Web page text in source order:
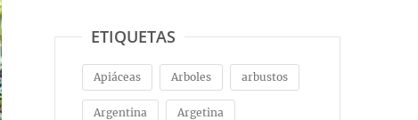
ETIQUETAS
Apiáceas Arboles arbustos
Argentina Argetina